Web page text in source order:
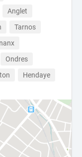
Anglet
Tarnos
Ondres
Hendaye